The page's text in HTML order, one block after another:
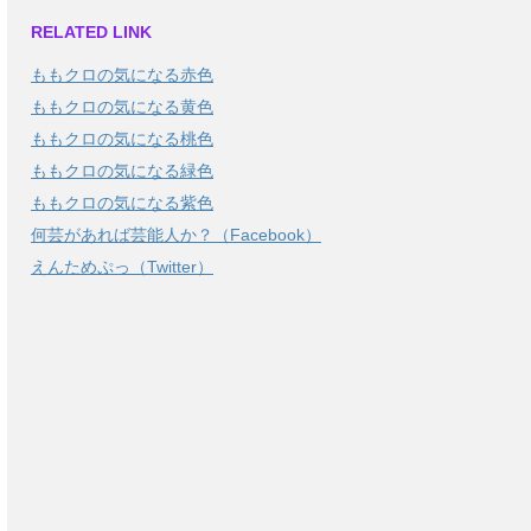
RELATED LINK
ももクロの気になる赤色
ももクロの気になる黄色
ももクロの気になる桃色
ももクロの気になる緑色
ももクロの気になる紫色
何芸があれば芸能人か？（Facebook）
えんためぷっ（Twitter）